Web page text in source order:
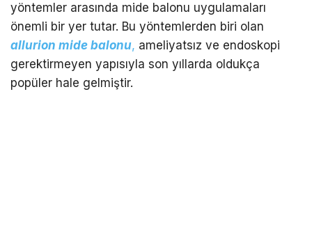
yöntemler arasında mide balonu uygulamaları
önemli bir yer tutar. Bu yöntemlerden biri olan
allurion mide balonu, ameliyatsız ve endoskopi
gerektirmeyen yapısıyla son yıllarda oldukça
popüler hale gelmiştir.